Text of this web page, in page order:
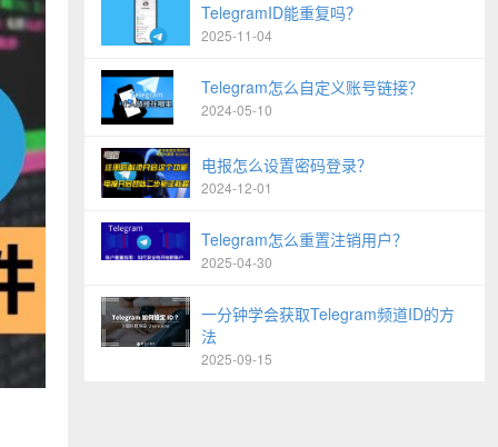
TelegramID能重复吗？
2025-11-04
Telegram怎么自定义账号链接？
2024-05-10
电报怎么设置密码登录？
2024-12-01
Telegram怎么重置注销用户？
2025-04-30
一分钟学会获取Telegram频道ID的方
法
2025-09-15